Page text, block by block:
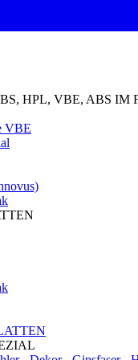
HPL, VBE, ABS IM
VBE